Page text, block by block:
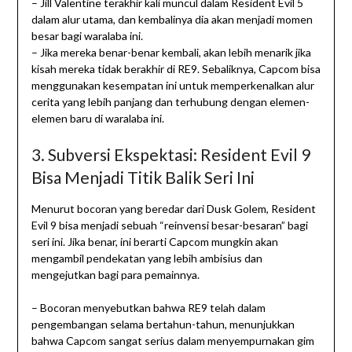
– Jill Valentine terakhir kali muncul dalam Resident Evil 5
dalam alur utama, dan kembalinya dia akan menjadi momen
besar bagi waralaba ini.
– Jika mereka benar-benar kembali, akan lebih menarik jika
kisah mereka tidak berakhir di RE9. Sebaliknya, Capcom bisa
menggunakan kesempatan ini untuk memperkenalkan alur
cerita yang lebih panjang dan terhubung dengan elemen-
elemen baru di waralaba ini.
3. Subversi Ekspektasi: Resident Evil 9
Bisa Menjadi Titik Balik Seri Ini
Menurut bocoran yang beredar dari Dusk Golem, Resident
Evil 9 bisa menjadi sebuah “reinvensi besar-besaran” bagi
seri ini. Jika benar, ini berarti Capcom mungkin akan
mengambil pendekatan yang lebih ambisius dan
mengejutkan bagi para pemainnya.
– Bocoran menyebutkan bahwa RE9 telah dalam
pengembangan selama bertahun-tahun, menunjukkan
bahwa Capcom sangat serius dalam menyempurnakan gim